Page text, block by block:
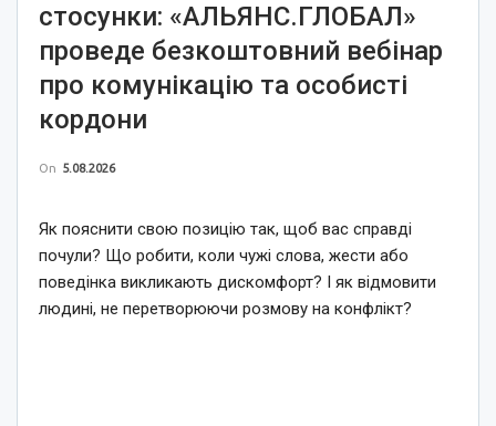
стосунки: «АЛЬЯНС.ГЛОБАЛ»
проведе безкоштовний вебінар
про комунікацію та особисті
кордони
On 5.08.2026
Як пояснити свою позицію так, щоб вас справді
почули? Що робити, коли чужі слова, жести або
поведінка викликають дискомфорт? І як відмовити
людині, не перетворюючи розмову на конфлікт?